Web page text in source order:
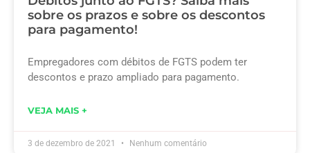
sobre os prazos e sobre os descontos
para pagamento!
Empregadores com débitos de FGTS podem ter
descontos e prazo ampliado para pagamento.
VEJA MAIS +
3 de dezembro de 2021 Nenhum comentário